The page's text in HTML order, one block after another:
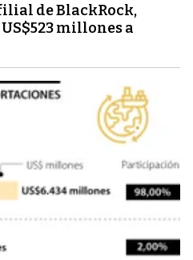
de BlackRock,
millones a